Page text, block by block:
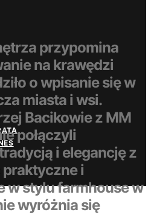
przypomina
na krawędzi
o wpisanie się w
miasta i wsi.
Bacikowie z MM
połączyli
i elegancję z
i
w stylu farmhouse w
wyróżnia się